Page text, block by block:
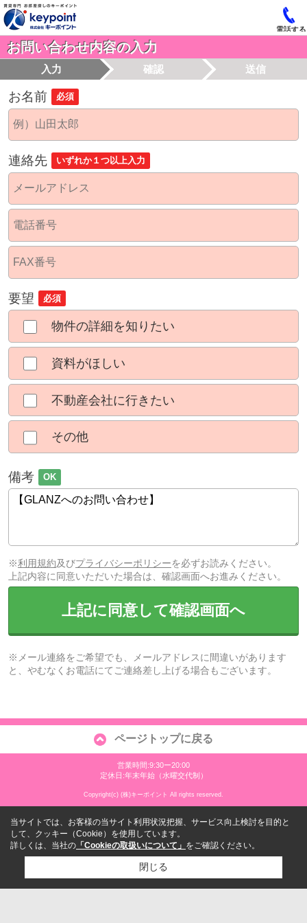
電話する
お問い合わせ内容の入力
入力 確認 送信
お名前 必須
連絡先 いずれか１つ以上入力
要望 必須
物件の詳細を知りたい
資料がほしい
不動産会社に行きたい
その他
備考 OK
※利用規約及びプライバシーポリシーを必ずお読みください。
上記内容に同意いただいた場合は、確認画面へお進みください。
上記に同意して確認画面へ
※メール連絡をご希望でも、メールアドレスに間違いがあります
と、やむなくお電話にてご連絡差し上げる場合もございます。
ページトップに戻る
営業時間:9:30ー20:00
定休日:年末年始（水曜交代制）
Copyright(c) (株)キーポイント All rights reserved.
当サイトでは、お客様の当サイト利用状況把握、サービス向上検討を目的と
して、クッキー（Cookie）を使用しています。
詳しくは、当社の 「Cookieの取扱いについて」 をご確認ください。
閉じる